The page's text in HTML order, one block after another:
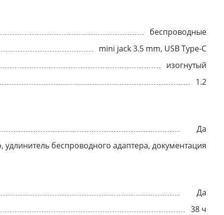
беспроводные
mini jack 3.5 mm, USB Type-C
изогнутый
1.2
Да
удлинитель беспроводного адаптера, документация
Да
38 ч